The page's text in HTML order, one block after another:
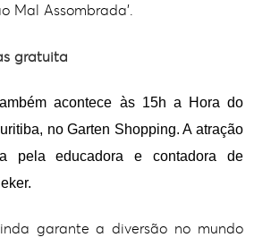
Mal Assombrada’.
gratuita
acontece às 15h a Hora do
no Garten Shopping. A atração
pela educadora e contadora de
garante a diversão no mundo